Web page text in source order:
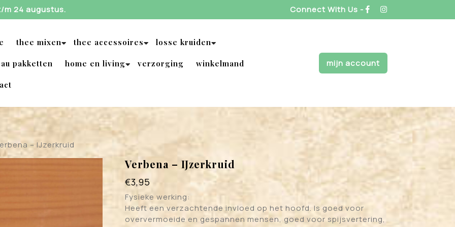
m 24 augustus. Connect With Us -
thee mixen thee accessoires losse kruiden
pakketten home en living verzorging winkelmand mijn account
– IJzerkruid
Verbena – IJzerkruid
€3,95
Fysieke werking:
Heeft een verzachtende invloed op het hoofd. Is goed voor
oververmoeide en gespannen mensen, goed voor spijsvertering,